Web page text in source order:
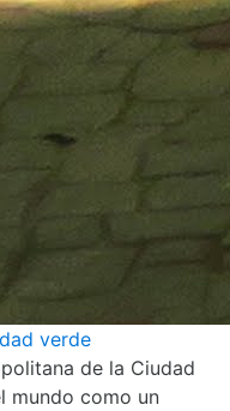
verde
de la Ciudad
mundo como un